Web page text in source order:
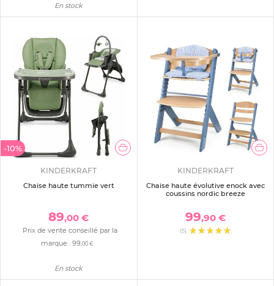
En stock
-10%
KINDERKRAFT
Chaise haute tummie vert
89,00 €
Prix de vente conseillé par la
marque :99 ,00 €
En stock
KINDERKRAFT
Chaise haute évolutive enock avec
coussins nordic breeze
99,90 €
(5)